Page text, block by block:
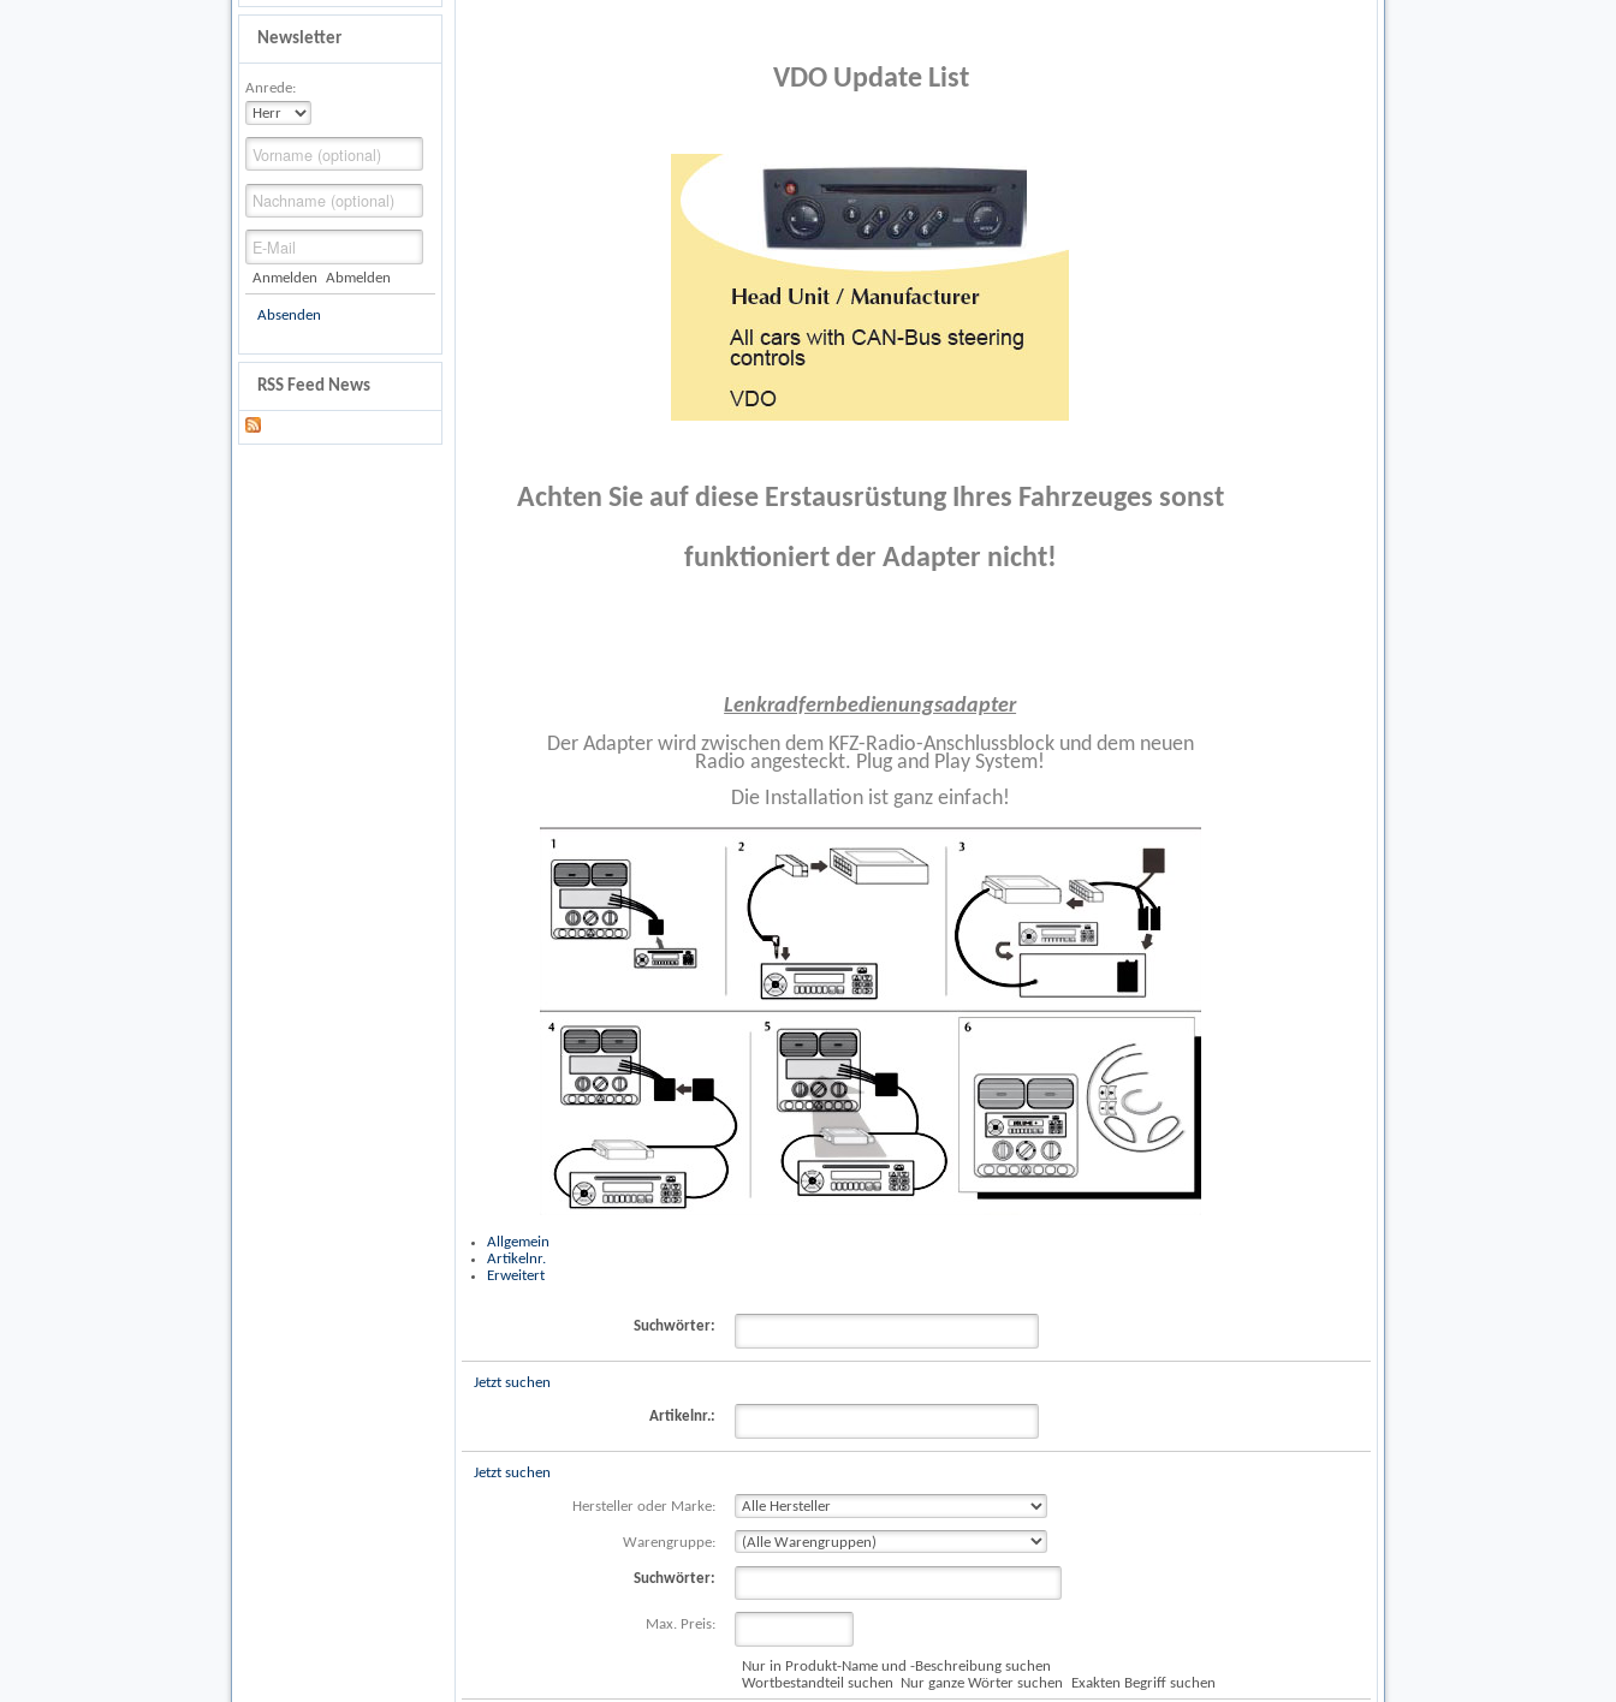
Newsletter
Anrede:
Anmelden Abmelden
Absenden
RSS Feed News
VDOUpdate List
Achten Sie auf diese Erstausrüstung Ihres Fahrzeuges sonst
funktioniert der Adapter nicht!
Lenkradfernbedienungsadapter
Der Adapter wird zwischen dem KFZ-Radio-Anschlussblock und dem neuen
Radio angesteckt. Plug and Play System!
Die Installation ist ganz einfach!
Allgemein
Artikelnr.
Erweitert
Suchwörter:
Jetzt suchen
Artikelnr.:
Jetzt suchen
Hersteller oder Marke:
Warengruppe:
Suchwörter:
Max. Preis:
Nur in Produkt-Name und -Beschreibung suchen
Wortbestandteil suchen
Nur ganze Wörter suchen Exakten Begriff suchen